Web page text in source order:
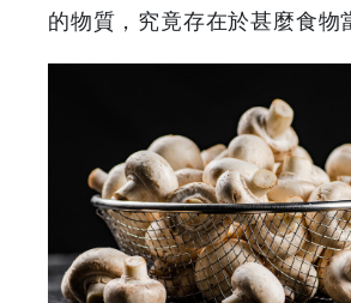
Coupons
的物質，究竟存在於甚麼食物